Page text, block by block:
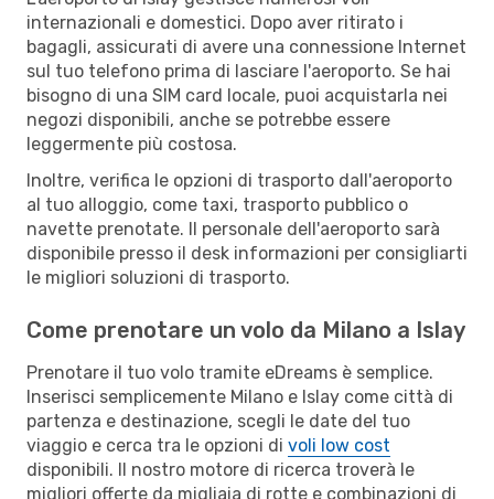
internazionali e domestici. Dopo aver ritirato i
bagagli, assicurati di avere una connessione Internet
sul tuo telefono prima di lasciare l'aeroporto. Se hai
bisogno di una SIM card locale, puoi acquistarla nei
negozi disponibili, anche se potrebbe essere
leggermente più costosa.
Inoltre, verifica le opzioni di trasporto dall'aeroporto
al tuo alloggio, come taxi, trasporto pubblico o
navette prenotate. Il personale dell'aeroporto sarà
disponibile presso il desk informazioni per consigliarti
le migliori soluzioni di trasporto.
Come prenotare un volo da Milano a Islay
Prenotare il tuo volo tramite eDreams è semplice.
Inserisci semplicemente Milano e Islay come città di
partenza e destinazione, scegli le date del tuo
viaggio e cerca tra le opzioni di voli low cost
disponibili. Il nostro motore di ricerca troverà le
migliori offerte da migliaia di rotte e combinazioni di